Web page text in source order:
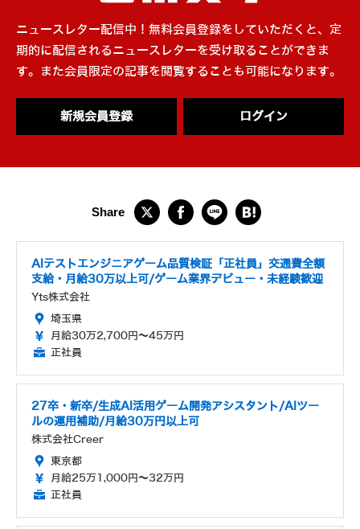
ニュースレター配信中！無料会員登録をしていただくと、定
期的に配信されるニュースレターを受け取ることができま
す。また会員限定の記事を閲覧することも可能になります。
新規会員登録 ログイン
AIテストエンジニアゲーム品質検証「正社員」交通費全額
支給・月給30万以上可/ゲーム業界デビュー・未経験歓迎
Yts株式会社
埼玉県
月給30万2,700円～45万円
正社員
27卒・新卒/生成AI活用ゲーム開発アシスタント/AIツー
ルの運用補助/月給30万円以上可
株式会社Creer
東京都
月給25万1,000円～32万円
正社員